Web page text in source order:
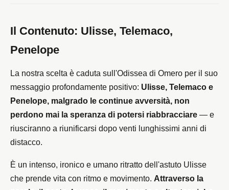
Il Contenuto: Ulisse, Telemaco,
Penelope
La nostra scelta è caduta sull'Odissea di Omero per il suo
messaggio profondamente positivo: Ulisse, Telemaco e
Penelope, malgrado le continue avversità, non
perdono mai la speranza di potersi riabbracciare — e
riusciranno a riunificarsi dopo venti lunghissimi anni di
distacco.
È un intenso, ironico e umano ritratto dell'astuto Ulisse
che prende vita con ritmo e movimento. Attraverso la